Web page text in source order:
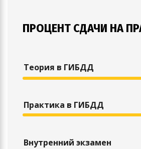
ПРОЦЕНТ СДАЧИ НА
Теория в ГИБДД
Практика в ГИБДД
Внутренний экзамен